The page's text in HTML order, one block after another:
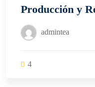
Producción y
admintea
4